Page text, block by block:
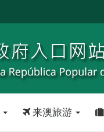
来澳旅游